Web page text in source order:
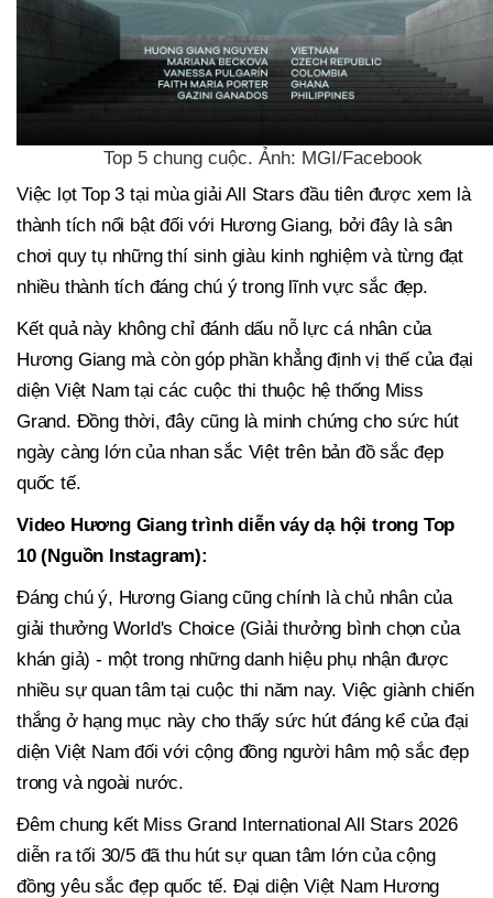
Top 5 chung cuộc. Ảnh: MGI/Facebook
Việc lọt Top 3 tại mùa giải All Stars đầu tiên được xem là
thành tích nổi bật đối với Hương Giang, bởi đây là sân
chơi quy tụ những thí sinh giàu kinh nghiệm và từng đạt
nhiều thành tích đáng chú ý trong lĩnh vực sắc đẹp.
Kết quả này không chỉ đánh dấu nỗ lực cá nhân của
Hương Giang mà còn góp phần khẳng định vị thế của đại
diện Việt Nam tại các cuộc thi thuộc hệ thống Miss
Grand. Đồng thời, đây cũng là minh chứng cho sức hút
ngày càng lớn của nhan sắc Việt trên bản đồ sắc đẹp
quốc tế.
Video Hương Giang trình diễn váy dạ hội trong Top
10 (Nguồn Instagram):
Đáng chú ý, Hương Giang cũng chính là chủ nhân của
giải thưởng World's Choice (Giải thưởng bình chọn của
khán giả) - một trong những danh hiệu phụ nhận được
nhiều sự quan tâm tại cuộc thi năm nay. Việc giành chiến
thắng ở hạng mục này cho thấy sức hút đáng kể của đại
diện Việt Nam đối với cộng đồng người hâm mộ sắc đẹp
trong và ngoài nước.
Đêm chung kết Miss Grand International All Stars 2026
diễn ra tối 30/5 đã thu hút sự quan tâm lớn của cộng
đồng yêu sắc đẹp quốc tế. Đại diện Việt Nam Hương